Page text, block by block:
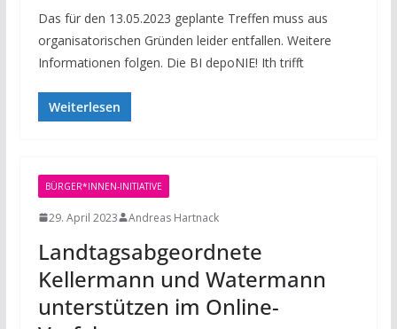
Das für den 13.05.2023 geplante Treffen muss aus
organisatorischen Gründen leider entfallen. Weitere
Informationen folgen. Die BI depoNIE! Ith trifft
Weiterlesen
BÜRGER*INNEN-INITIATIVE
29. April 2023 Andreas Hartnack
Landtagsabgeordnete
Kellermann und Watermann
unterstützen im Online-